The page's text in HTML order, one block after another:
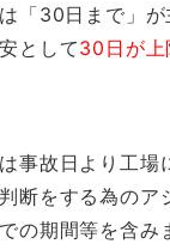
「30日まで」
として30日が上
事故日より工場
断をする為のア
の期間等を含み